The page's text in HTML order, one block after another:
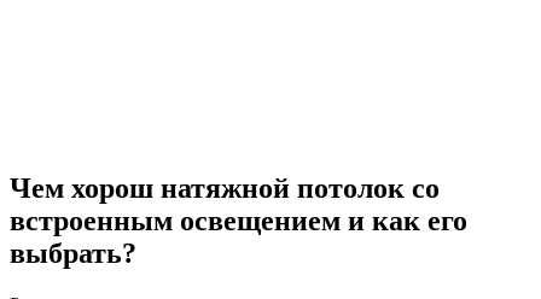
Чем хорош натяжной потолок со
встроенным освещением и как его
выбрать?